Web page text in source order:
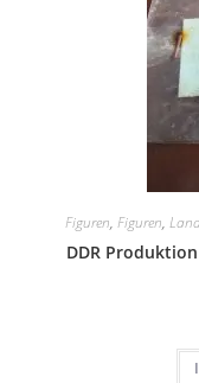
Schuco
Trident
VERO / OWO
Figuren, Figuren,
DDR